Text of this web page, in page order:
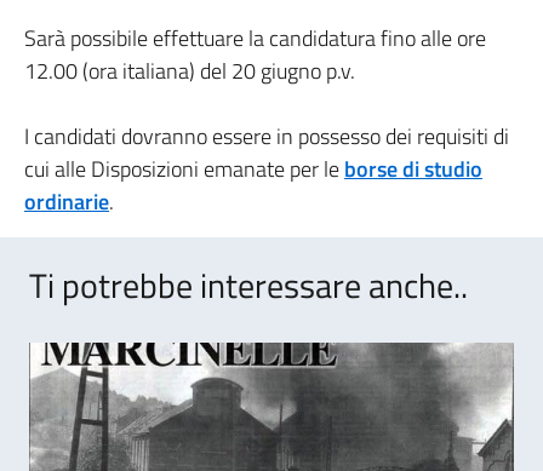
Sarà possibile effettuare la candidatura fino alle ore
12.00 (ora italiana) del 20 giugno p.v.
I candidati dovranno essere in possesso dei requisiti di
cui alle Disposizioni emanate per leborse di studio
ordinarie.
Ti potrebbe interessare anche..